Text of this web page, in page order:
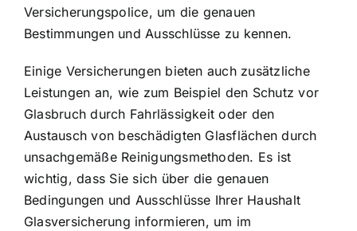
Versicherungspolice, um die genauen
Bestimmungen und Ausschlüsse zu kennen.
Einige Versicherungen bieten auch zusätzliche
Leistungen an, wie zum Beispiel den Schutz vor
Glasbruch durch Fahrlässigkeit oder den
Austausch von beschädigten Glasflächen durch
unsachgemäße Reinigungsmethoden. Es ist
wichtig, dass Sie sich über die genauen
Bedingungen und Ausschlüsse Ihrer Haushalt
Glasversicherung informieren, um im